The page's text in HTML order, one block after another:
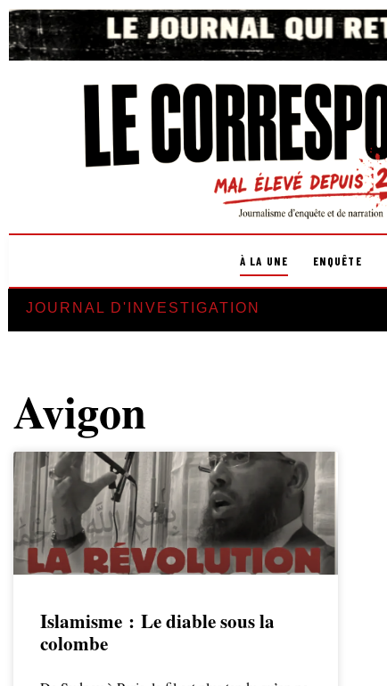
À LA UNE ENQUÊTE
JOURNAL D'INVESTIGATION
Avigon
Islamisme : Le diable sous la
colombe